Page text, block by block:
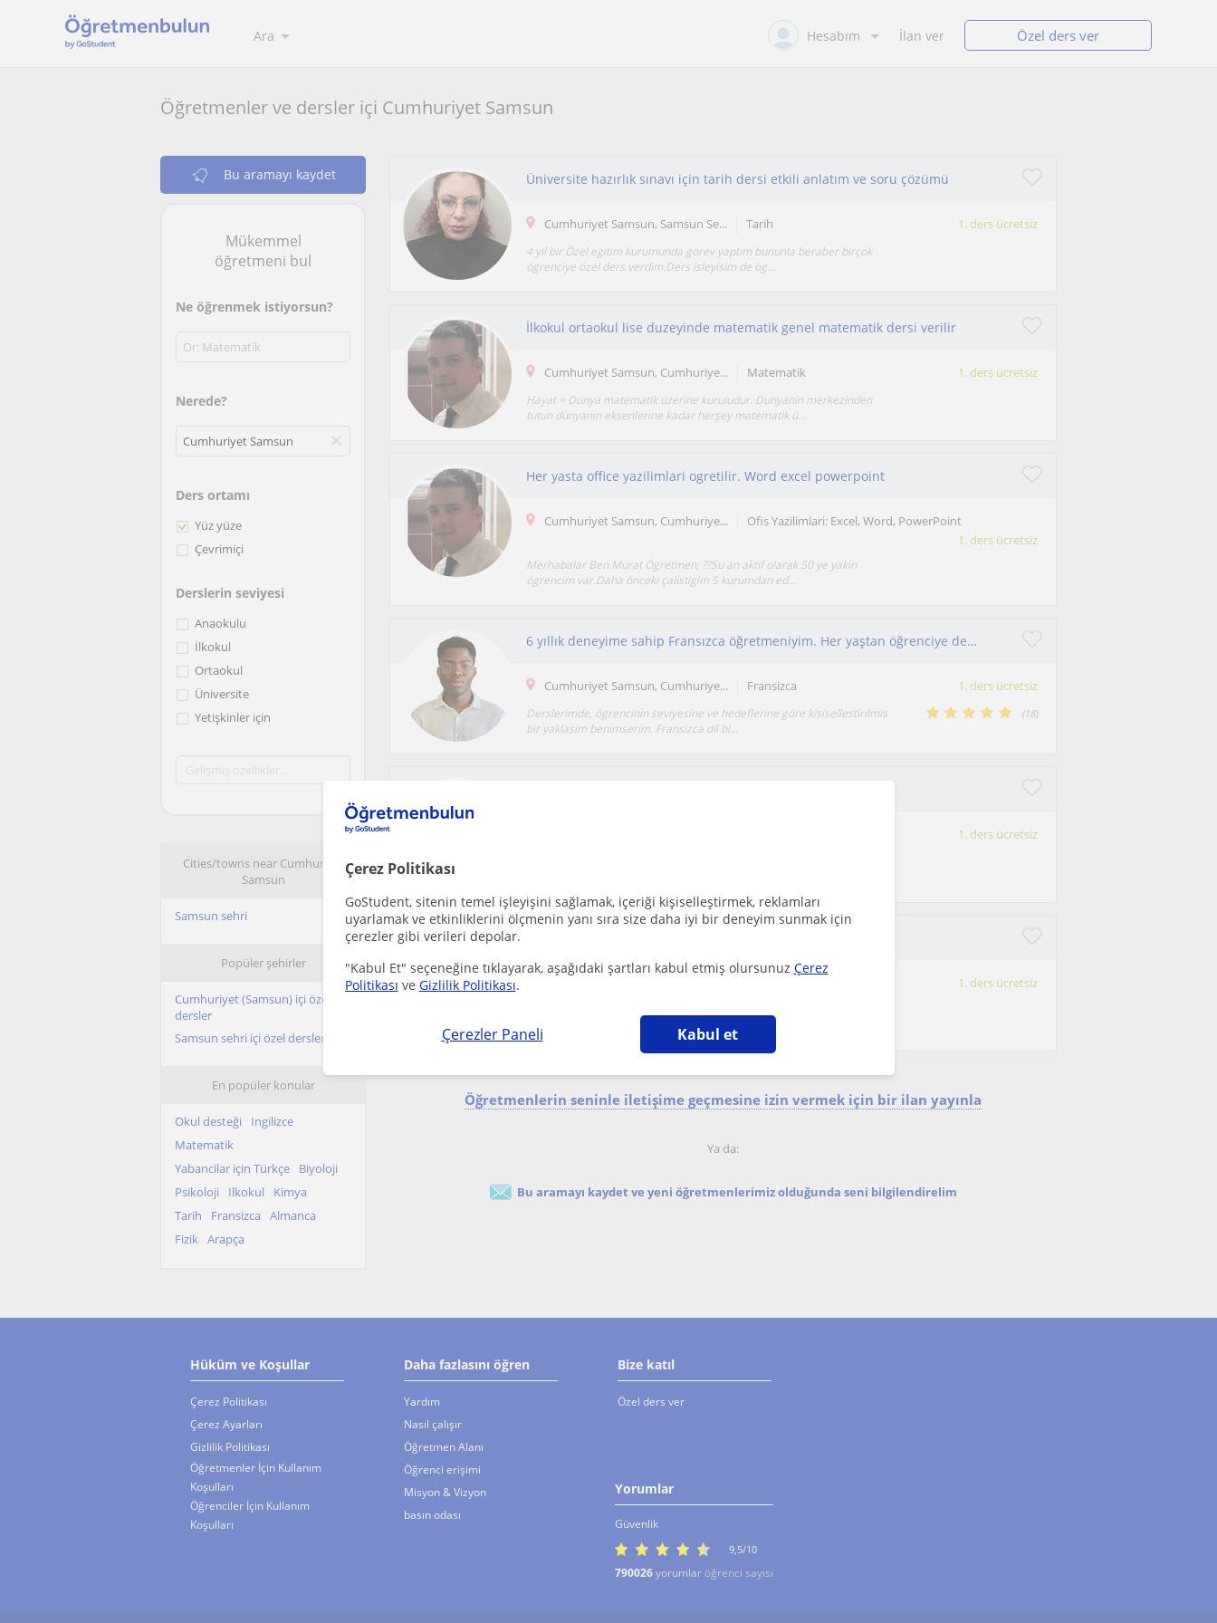
Çerez Politikası
GoStudent, sitenin temel işleyişini sağlamak, içeriği kişiselleştirmek, reklamları
uyarlamak ve etkinliklerini ölçmenin yanı sıra size daha iyi bir deneyim sunmak için
çerezler gibi verileri depolar.
"Kabul Et" seçeneğine tıklayarak, aşağıdaki şartları kabul etmiş olursunuz Çerez
Politikası ve Gizlilik Politikası.
Çerezler Paneli Kabul et
Ara Hesabım İlan ver Özel ders ver
Öğretmenler ve dersler içi Cumhuriyet Samsun
Bu aramayı kaydet
Mükemmel
öğretmeni bul
Ne öğrenmek istiyorsun?
Nerede?
Ders ortamı
Yüz yüze
Çevrimiçi
Derslerin seviyesi
Anaokulu
İlkokul
Ortaokul
Üniversite
Yetişkinler için
Cities/towns near Cumhuriyet
Samsun
Samsun sehri
Popüler şehirler
Cumhuriyet (Samsun) içi özel
dersler
Samsun sehri içi özel dersler
En popüler konular
Okul desteği
Ingilizce
Matematik
Yabancilar için Türkçe
Biyoloji
Psikoloji
Ilkokul
Kimya
Tarih
Fransizca
Almanca
Fizik Arapça
Üniversite hazırlık sınavı için tarih dersi etkili anlatım ve soru çözümü
Cumhuriyet Samsun, Samsun Se... Tarih 1. ders ücretsiz
4 yil bir Özel egitim kurumunda görev yaptim bununla beraber birçok
ögrenciye özel ders verdim.Ders isleyisim de ög...
İlkokul ortaokul lise duzeyinde matematik genel matematik dersi verilir
Cumhuriyet Samsun, Cumhuriye... Matematik 1. ders ücretsiz
Hayat = Dünya matematik üzerine kuruludur. Dunyanin merkezinden
tutun dünyanin eksenlerine kadar herşey matematik ü...
Her yasta office yazilimlari ogretilir. Word excel powerpoint
Cumhuriyet Samsun, Cumhuriye...
Ofis Yazilimlari: Excel, Word, PowerPoint
1. ders ücretsiz
Merhabalar Ben Murat Ögretmen; ??Su an aktif olarak 50 ye yakin
ögrencim var.Daha önceki çalistigim 5 kurumdan ed...
6 yıllık deneyime sahip Fransızca öğretmeniyim. Her yaştan öğrenciye ders veriyorum, ders sonrası ücretsiz notlar sağlıyorum
Cumhuriyet Samsun, Cumhuriye... Fransizca 1. ders ücretsiz
Derslerimde, ögrencinin seviyesine ve hedeflerine göre kisisellestirilmis
bir yaklasim benimserim. Fransizca dil bi...
(18)
1. ders ücretsiz
1. ders ücretsiz
mezunum. Oldum olasi çocuklarla aram iyi olmustur ve o...
Öğretmenlerin seninle iletişime geçmesine izin vermek için bir ilan yayınla
Ya da:
Bu aramayı kaydet ve yeni öğretmenlerimiz olduğunda seni bilgilendirelim
Hüküm ve Koşullar
Çerez Politikası
Çerez Ayarları
Gizlilik Politikası
Öğretmenler İçin Kullanım
Koşulları
Öğrenciler İçin Kullanım
Koşulları
Daha fazlasını öğren
Yardım
Nasıl çalışır
Öğretmen Alanı
Öğrenci erişimi
Misyon & Vizyon
basın odası
Bize katıl
Özel ders ver
Yorumlar
Güvenlik
9,5/10
790026yorumlar öğrenci sayısı